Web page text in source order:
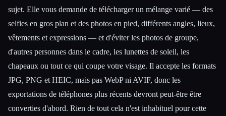
sujet. Elle vous demande de télécharger un mélange varié — des
selfies en gros plan et des photos en pied, différents angles, lieux,
vêtements et expressions — et d'éviter les photos de groupe,
d'autres personnes dans le cadre, les lunettes de soleil, les
chapeaux ou tout ce qui coupe votre visage. Il accepte les formats
JPG, PNG et HEIC, mais pas WebP ni AVIF, donc les
exportations de téléphones plus récents devront peut-être être
converties d'abord. Rien de tout cela n'est inhabituel pour cette